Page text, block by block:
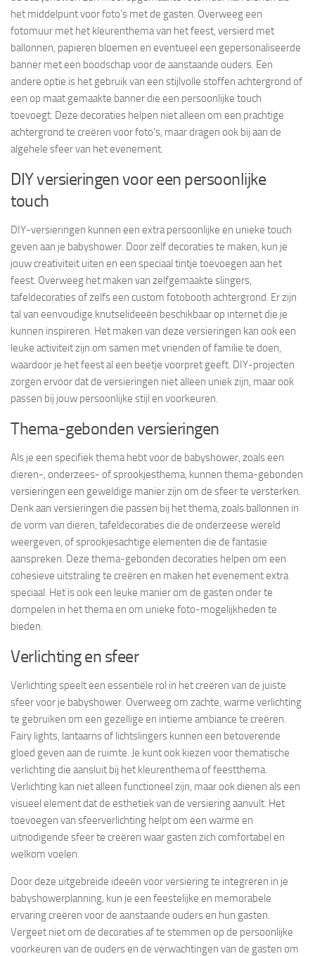
het middelpunt voor foto’s met de gasten. Overweeg een
fotomuur met het kleurenthema van het feest, versierd met
ballonnen, papieren bloemen en eventueel een gepersonaliseerde
banner met een boodschap voor de aanstaande ouders. Een
andere optie is het gebruik van een stijlvolle stoffen achtergrond of
een op maat gemaakte banner die een persoonlijke touch
toevoegt. Deze decoraties helpen niet alleen om een prachtige
achtergrond te creëren voor foto’s, maar dragen ook bij aan de
algehele sfeer van het evenement.
DIY versieringen voor een persoonlijke
touch
DIY-versieringen kunnen een extra persoonlijke en unieke touch
geven aan je babyshower. Door zelf decoraties te maken, kun je
jouw creativiteit uiten en een speciaal tintje toevoegen aan het
feest. Overweeg het maken van zelfgemaakte slingers,
tafeldecoraties of zelfs een custom fotobooth achtergrond. Er zijn
tal van eenvoudige knutselideeën beschikbaar op internet die je
kunnen inspireren. Het maken van deze versieringen kan ook een
leuke activiteit zijn om samen met vrienden of familie te doen,
waardoor je het feest al een beetje voorpret geeft. DIY-projecten
zorgen ervoor dat de versieringen niet alleen uniek zijn, maar ook
passen bij jouw persoonlijke stijl en voorkeuren.
Thema-gebonden versieringen
Als je een specifiek thema hebt voor de babyshower, zoals een
dieren-, onderzees- of sprookjesthema, kunnen thema-gebonden
versieringen een geweldige manier zijn om de sfeer te versterken.
Denk aan versieringen die passen bij het thema, zoals ballonnen in
de vorm van dieren, tafeldecoraties die de onderzeese wereld
weergeven, of sprookjesachtige elementen die de fantasie
aanspreken. Deze thema-gebonden decoraties helpen om een
cohesieve uitstraling te creëren en maken het evenement extra
speciaal. Het is ook een leuke manier om de gasten onder te
dompelen in het thema en om unieke foto-mogelijkheden te
bieden.
Verlichting en sfeer
Verlichting speelt een essentiële rol in het creëren van de juiste
sfeer voor je babyshower. Overweeg om zachte, warme verlichting
te gebruiken om een gezellige en intieme ambiance te creëren.
Fairy lights, lantaarns of lichtslingers kunnen een betoverende
gloed geven aan de ruimte. Je kunt ook kiezen voor thematische
verlichting die aansluit bij het kleurenthema of feestthema.
Verlichting kan niet alleen functioneel zijn, maar ook dienen als een
visueel element dat de esthetiek van de versiering aanvult. Het
toevoegen van sfeerverlichting helpt om een warme en
uitnodigende sfeer te creëren waar gasten zich comfortabel en
welkom voelen.
Door deze uitgebreide ideeën voor versiering te integreren in je
babyshowerplanning, kun je een feestelijke en memorabele
ervaring creëren voor de aanstaande ouders en hun gasten.
Vergeet niet om de decoraties af te stemmen op de persoonlijke
voorkeuren van de ouders en de verwachtingen van de gasten om